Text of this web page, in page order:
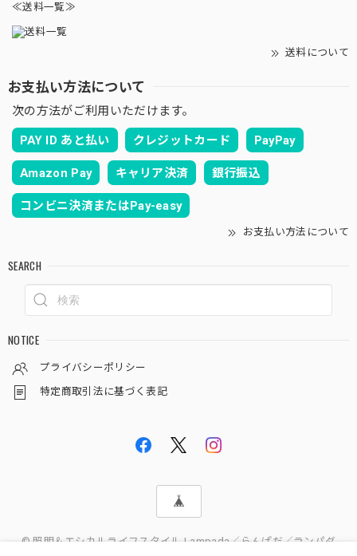
≪送料一覧≫
送料について
お支払い方法について
次の方法がご利用いただけます。
PAY ID あと払い クレジットカード PayPay
Amazon Pay キャリア決済 銀行振込
コンビニ決済またはPay-easy
お支払い方法について
SEARCH
NOTICE
プライバシーポリシー
特定商取引法に基づく表記
© 照明＆エシカルライフスタイル Lampada／らんぱだ／ランパダ